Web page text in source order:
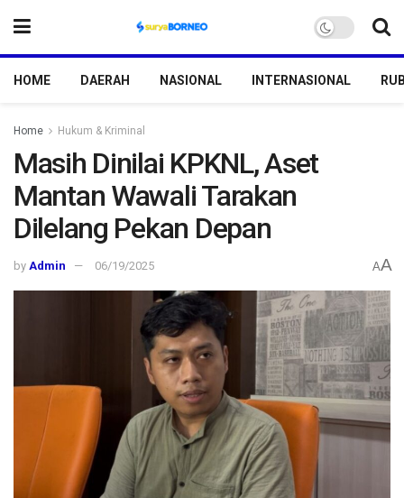
HOME DAERAH NASIONAL INTERNASIONAL
Home Hukum & Kriminal
Masih Dinilai KPKNL, Aset
Mantan Wawali Tarakan
Dilelang Pekan Depan
by Admin 06/19/2025 AA